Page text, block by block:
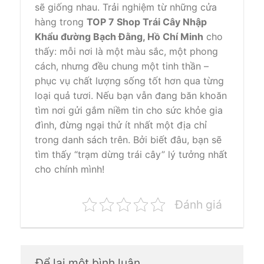
sẽ giống nhau. Trải nghiệm từ những cửa
hàng trong TOP 7 Shop Trái Cây Nhập
Khẩu đường Bạch Đằng, Hồ Chí Minh cho
thấy: mỗi nơi là một màu sắc, một phong
cách, nhưng đều chung một tinh thần –
phục vụ chất lượng sống tốt hơn qua từng
loại quả tươi. Nếu bạn vẫn đang băn khoăn
tìm nơi gửi gắm niềm tin cho sức khỏe gia
đình, đừng ngại thử ít nhất một địa chỉ
trong danh sách trên. Bởi biết đâu, bạn sẽ
tìm thấy “trạm dừng trái cây” lý tưởng nhất
cho chính mình!
Đánh giá